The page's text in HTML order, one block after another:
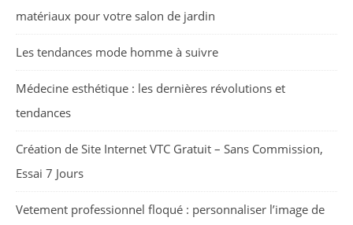
matériaux pour votre salon de jardin
Les tendances mode homme à suivre
Médecine esthétique : les dernières révolutions et
tendances
Création de Site Internet VTC Gratuit – Sans Commission,
Essai 7 Jours
Vetement professionnel floqué : personnaliser l’image de